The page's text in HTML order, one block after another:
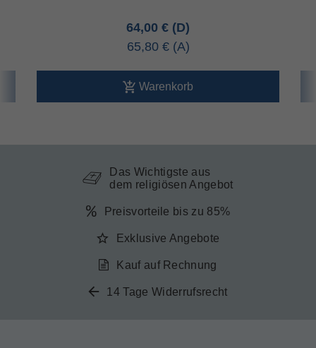
64,00 €
65,80 €
Warenkorb
Das Wichtigste aus
dem religiösen Angebot
Preisvorteile bis zu 85%
Exklusive Angebote
Kauf auf Rechnung
14 Tage Widerrufsrecht